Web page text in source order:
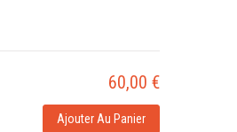
60,00 €
Ajouter Au Panier